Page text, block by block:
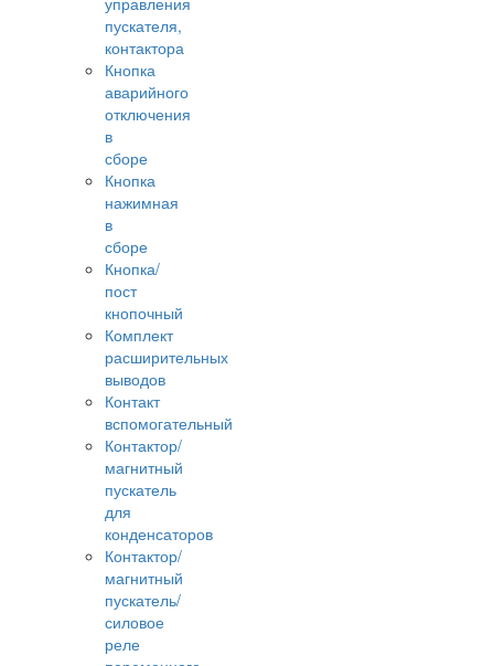
пускателя,
контактора
Кнопка
аварийного
отключения
в
сборе
Кнопка
нажимная
в
сборе
Кнопка/
пост
кнопочный
Комплект
расширительных
выводов
Контакт
вспомогательный
Контактор/
магнитный
пускатель
для
конденсаторов
Контактор/
магнитный
пускатель/
силовое
реле